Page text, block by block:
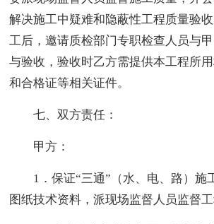
解决施工中疑难和隐蔽性工程质量验
工后，邀请质检部门专职检查人员与
与验收，验收时乙方需提供本工程所
和合格证等相关证件。
七、双方责任：
甲方：
1．保证“三通”（水、电、路）施
图纸技术资料，派现场监督人员监督工